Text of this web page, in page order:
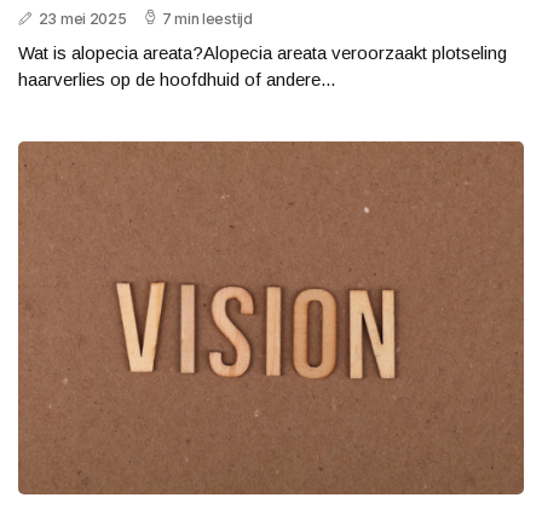
23 mei 2025 7 min leestijd
Wat is alopecia areata?Alopecia areata veroorzaakt plotseling
haarverlies op de hoofdhuid of andere...